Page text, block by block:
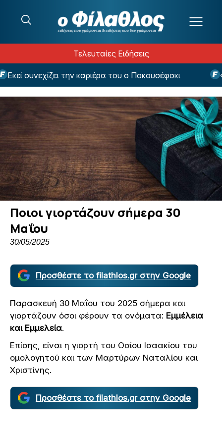
Τελευταίες Ειδήσεις
συνεχίζει την καριέρα του ο Ποκουσέφσκι
Ποιοι γιορτάζουν σήμερα 30
Μαΐου
30/05/2025
Προσθέστε το filathlos.gr στην Google
Παρασκευή 30 Μαΐου του 2025 σήμερα και
γιορτάζουν όσοι φέρουν τα ονόματα: Εμμέλεια
και Εμμελεία.
Επίσης, είναι η γιορτή του Οσίου Ισαακίου του
ομολογητού και των Μαρτύρων Ναταλίου και
Χριστίνης.
Προσθέστε το filathlos.gr στην Google